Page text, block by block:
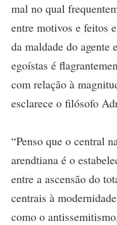
mal no qual
entre motivos e feitos
da maldade do agente
egoístas é
com relação à
esclarece o filósofo
“Penso que o central
arendtiana é o
entre a ascensão do
centrais à
como o